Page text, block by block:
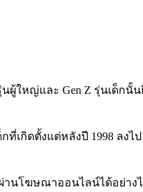
นผู้ใหญ่และ Gen Z รุ่นเด็ก
ที่เกิดตั้งแต่หลังปี 1998 ลงไ
านโฆษณาออนไลน์ได้อย่าง